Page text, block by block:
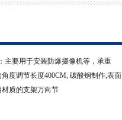
要用于安装防爆摄像机等，承重
度调节长度400CM, 碳酸钢制作,表面
质的支架万向节